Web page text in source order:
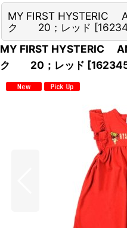
MY FIRST HYSTERIC
ク 20；レッド [
MY FIRST HYSTERIC
ク 20；レッド [